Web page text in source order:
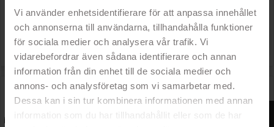
Vi använder enhetsidentifierare för att anpassa innehållet
och annonserna till användarna, tillhandahålla funktioner
för sociala medier och analysera vår trafik. Vi
vidarebefordrar även sådana identifierare och annan
information från din enhet till de sociala medier och
annons- och analysföretag som vi samarbetar med.
Dessa kan i sin tur kombinera informationen med annan
information som du har tillhandahållit eller som de har
- Finns i flera längder
89 kr
Pris
USB-C till USB-kabel 1-1,8 meter, svart (bulk)